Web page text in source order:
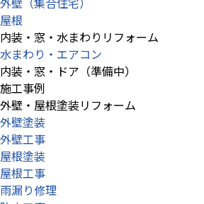
屋根
内装・窓・水まわりリフォーム
水まわり・エアコン
内装・窓・ドア（準備中）
施工事例
外壁・屋根塗装リフォーム
外壁塗装
外壁工事
屋根塗装
屋根工事
雨漏り修理